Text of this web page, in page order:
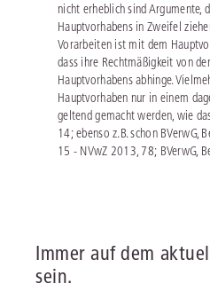
nicht erheblich sind Argumente,
Hauptvorhabens in Zweifel
Vorarbeiten ist mit dem
dass ihre Rechtmäßigkeit von
Hauptvorhabens abhinge.
Hauptvorhaben nur in einem
geltend gemacht werden, wie
14; ebenso z.B. schon BVerwG,
15 - NVwZ 2013, 78; BVerwG,
Immer auf dem
sein.